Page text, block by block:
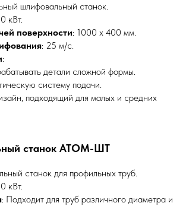
шлифовальный станок.
кВт.
поверхности: 1000 x 400 мм.
: 25 м/с.
:
детали сложной формы.
систему подачи.
подходящий для малых и средних
станок АТОМ-ШТ
станок для профильных труб.
кВт.
: Подходит для труб различного диаметра и